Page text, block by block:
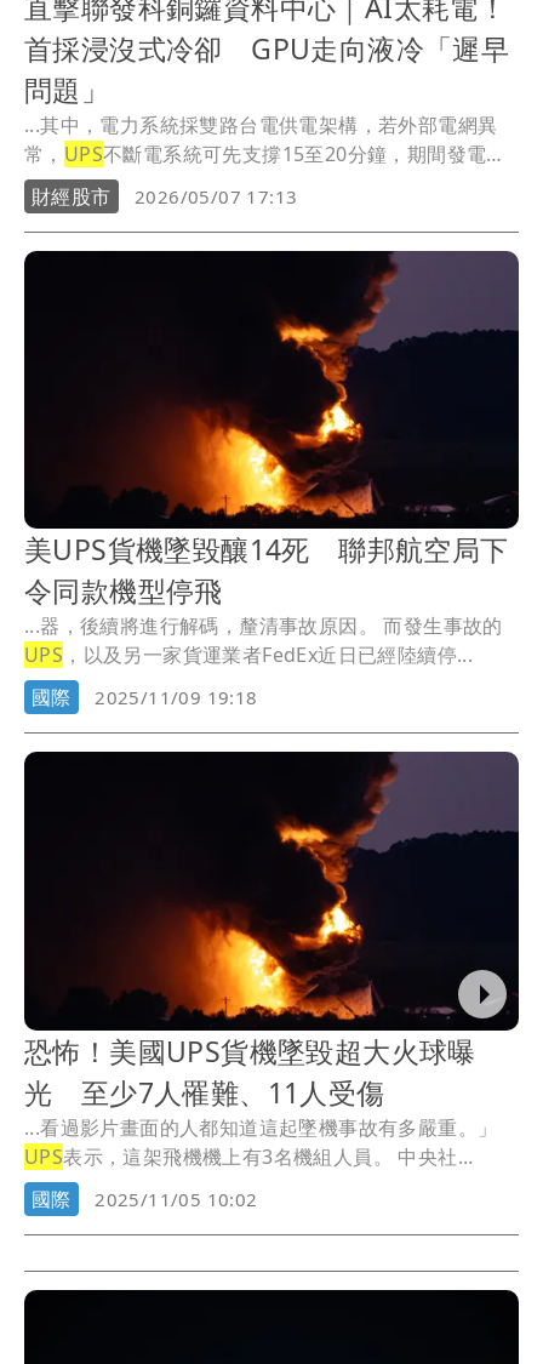
首採浸沒式冷卻 GPU走向液冷「遲早
問題」
...其中，電力系統採雙路台電供電架構，若外部電網異
常， UPS不斷電系統可先支撐15至20分鐘，期間發電
機...
財經股市 2026/05/07 17:13
美UPS貨機墜毀釀14死 聯邦航空局下
令同款機型停飛
...器，後續將進行解碼，釐清事故原因。 而發生事故的
UPS ，以及另一家貨運業者FedEx近日已經陸續停...
國際
2025/11/09 19:18
恐怖！美國UPS貨機墜毀超大火球曝
光 至少7人罹難、11人受傷
...看過影片畫面的人都知道這起墜機事故有多嚴重。」
UPS
表示，這架飛機機上有3名機組人員。 中央社...
國際
2025/11/05 10:02